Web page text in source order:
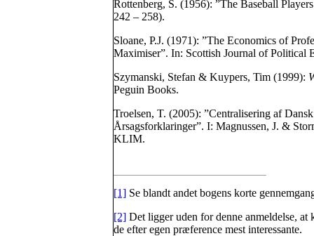
Rottenberg, S. (1956): ”The Baseball
242 – 258).
Sloane, P.J. (1971): ”The Economics of
Maximiser”. In: Scottish Journal of Political
Szymanski, Stefan & Kuypers, Tim (1999):
Peguin Books.
Troelsen, T. (2005): ”Centralisering af
Årsagsforklaringer”. I: Magnussen, J. &
KLIM.
[1] Se blandt andet bogens korte
[2] Det ligger uden for denne anmeldelse, at
de efter egen præference mest interessante.